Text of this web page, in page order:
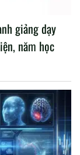
giảng dạy
năm học